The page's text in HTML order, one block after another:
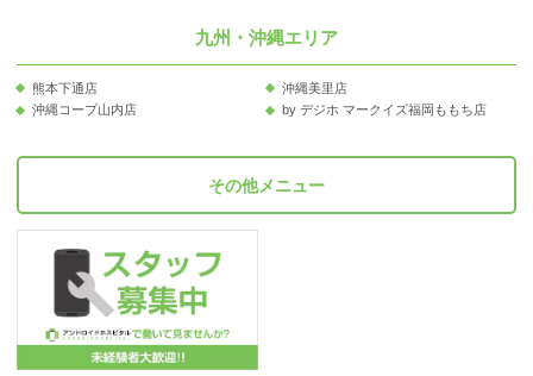
九州・沖縄エリア
熊本下通店
沖縄美里店
沖縄コープ山内店
by デジホ マークイズ福岡ももち店
その他メニュー